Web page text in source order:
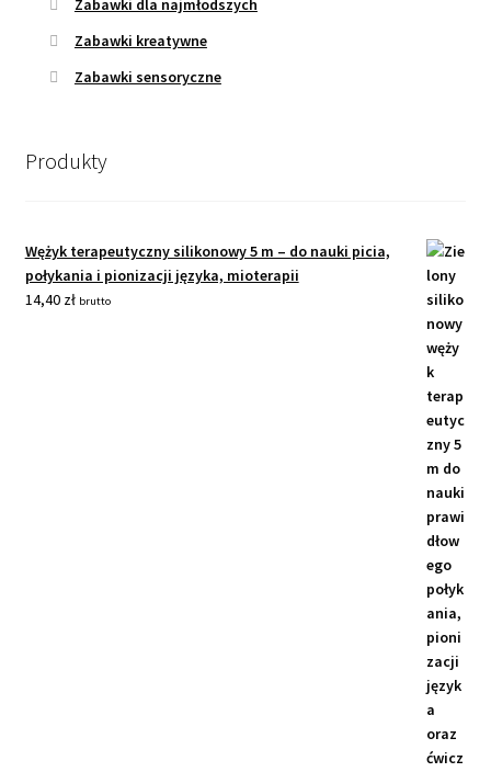
Zabawki kreatywne
Zabawki sensoryczne
Produkty
Wężyk terapeutyczny silikonowy 5 m – do nauki picia,
połykania i pionizacji języka, mioterapii
14,40 zł brutto